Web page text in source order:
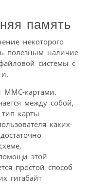
память
некоторого
полезным наличие
системы с
картами.
между собой,
карты
каких-
этой
простой способ
гигабайт